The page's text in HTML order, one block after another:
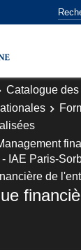
Catalogue
IAE Paris-
de